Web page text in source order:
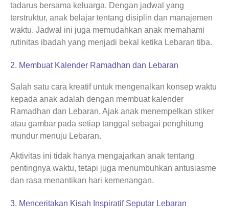
tadarus bersama keluarga. Dengan jadwal yang
terstruktur, anak belajar tentang disiplin dan manajemen
waktu. Jadwal ini juga memudahkan anak memahami
rutinitas ibadah yang menjadi bekal ketika Lebaran tiba.
2. Membuat Kalender Ramadhan dan Lebaran
Salah satu cara kreatif untuk mengenalkan konsep waktu
kepada anak adalah dengan membuat kalender
Ramadhan dan Lebaran. Ajak anak menempelkan stiker
atau gambar pada setiap tanggal sebagai penghitung
mundur menuju Lebaran.
Aktivitas ini tidak hanya mengajarkan anak tentang
pentingnya waktu, tetapi juga menumbuhkan antusiasme
dan rasa menantikan hari kemenangan.
3. Menceritakan Kisah Inspiratif Seputar Lebaran